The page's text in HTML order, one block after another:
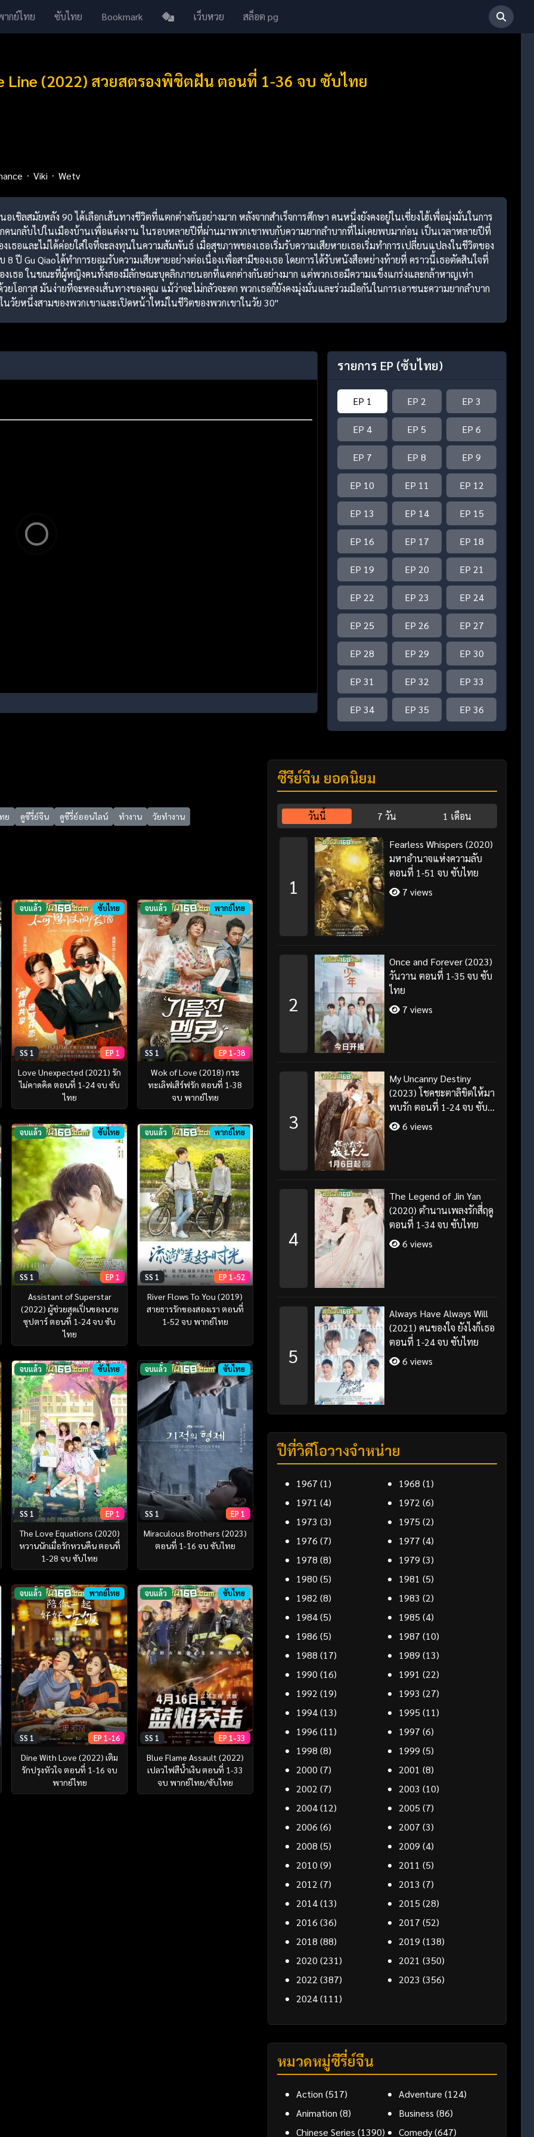
ากย์ไทย ซับไทย Bookmark เว็บหวย สล็อต pg
Line (2022) สวยสตรองพิชิตฝัน ตอนที่ 1-36 จบ ซับไทย
Viki Wetv
เชิลสมัยหลัง 90 ได้เลือกเส้นทางชีวิตที่แตกต่างกันอย่างมาก หลังจากสำเร็จการศึกษา คนหนึ่งยังคงอยู่ในเซี่ยงไฮ้เพื่อมุ่งมั่นในการ
คนกลับไปในเมืองบ้านเพื่อแต่งงาน ในรอบหลายปีที่ผ่านมาพวกเขาพบกับความยากลำบากที่ไม่เคยพบมาก่อน เป็นเวลาหลายปีที่
งเธอและไม่ได้ค่อยใส่ใจที่จะลงทุนในความสัมพันธ์ เมื่อสุขภาพของเธอเริ่มรับความเสียหายเธอเริ่มทำการเปลี่ยนแปลงในชีวิตของ
8 ปี Gu Qiaoได้ทำการยอมรับความเสียหายอย่างต่อเนื่องเพื่อสามีของเธอ โดยการได้รับหนังสือหย่างท้ายที่ คราวนี้เธอตัดสินใจที่
งเธอ ในขณะที่ผู้หญิงคนทั้งสองมีลักษณะบุคลิกภายนอกที่แตกต่างกันอย่างมาก แต่พวกเธอมีความแข็งแกร่งและกล้าหาญเท่า
ยโอกาส มันง่ายที่จะหลงเส้นทางของคุณ แม้ว่าจะไม่กลัวจะตก พวกเธอก็ยังคงมุ่งมั่นและร่วมมือกันในการเอาชนะความยากลำบาก
นวัยหนึ่งสามของพวกเขาและเปิดหน้าใหม่ในชีวิตของพวกเขาในวัย 30"
รายการ EP (ซับไทย)
EP 1 EP 2 EP 3
EP 4 EP 5 EP 6
EP 7 EP 8 EP 9
EP 10 EP 11 EP 12
EP 13 EP 14 EP 15
EP 16 EP 17 EP 18
EP 19 EP 20 EP 21
EP 22 EP 23 EP 24
EP 25 EP 26 EP 27
EP 28 EP 29 EP 30
EP 31 EP 32 EP 33
EP 34 EP 35 EP 36
ย ดูซีรี่ย์จีน ดูซีรี่ย์ออนไลน์ ทำงาน
วัยทำงาน
จบแล้ว ซับไทย
SS 1 EP 1
Love Unexpected (2021) รัก
ไม่คาดคิด ตอนที่ 1-24 จบ ซับ
ไทย
จบแล้ว พากย์ไทย
SS 1 EP 1-38
Wok of Love (2018) กระ
ทะเลิฟเสิร์ฟรัก ตอนที่ 1-38
จบ พากย์ไทย
จบแล้ว ซับไทย
SS 1 EP 1
Assistant of Superstar
(2022) ผู้ช่วยสุดเปิ่นของนาย
ซุปตาร์ ตอนที่ 1-24 จบ ซับ
ไทย
จบแล้ว พากย์ไทย
SS 1 EP 1-52
River Flows To You (2019)
สายธารรักของสองเรา ตอนที่
1-52 จบ พากย์ไทย
จบแล้ว ซับไทย
SS 1 EP 1
The Love Equations (2020)
หวานนักเมื่อรักหวนคืน ตอนที่
1-28 จบ ซับไทย
จบแล้ว ซับไทย
SS 1 EP 1
Miraculous Brothers (2023)
ตอนที่ 1-16 จบ ซับไทย
จบแล้ว พากย์ไทย
SS 1 EP 1-16
Dine With Love (2022) เติม
รักปรุงหัวใจ ตอนที่ 1-16 จบ
พากย์ไทย
จบแล้ว ซับไทย
SS 1 EP 1-33
Blue Flame Assault (2022)
เปลวไฟสีน้ำเงิน ตอนที่ 1-33
จบ พากย์ไทย/ซับไทย
ซีรี่ย์จีน ยอดนิยม
วันนี้ 7 วัน 1 เดือน
1
Fearless Whispers (2020)
มหาอำนาจแห่งความลับ
ตอนที่ 1-51 จบ ซับไทย
7 views
2
Once and Forever (2023)
วันวาน ตอนที่ 1-35 จบ ซับ
ไทย
7 views
3
My Uncanny Destiny
(2023) โชคชะตาลิขิตให้มา
พบรัก ตอนที่ 1-24 จบ ซับ
ไทย/พากย์ไทย
6 views
4
The Legend of Jin Yan
(2020) ตำนานเพลงรักสี่ฤดู
ตอนที่ 1-34 จบ ซับไทย
6 views
5
Always Have Always Will
(2021) คนของใจ ยังไงก็เธอ
ตอนที่ 1-24 จบ ซับไทย
6 views
ปีที่วิดีโอวางจำหน่าย
1967 (1) 1968 (1)
1971 (4) 1972 (6)
1973 (3) 1975 (2)
1976 (7) 1977 (4)
1978 (8) 1979 (3)
1980 (5) 1981 (5)
1982 (8) 1983 (2)
1984(5) 1985 (4)
1986 (5) 1987 (10)
1988 (17) 1989 (13)
1990 (16) 1991 (22)
1992 (19) 1993 (27)
1994(13) 1995 (11)
1996 (11) 1997 (6)
1998 (8) 1999 (5)
2000 (7) 2001 (8)
2002 (7) 2003 (10)
2004(12) 2005 (7)
2006 (6) 2007 (3)
2008 (5) 2009 (4)
2010 (9) 2011 (5)
2012 (7) 2013 (7)
2014(13) 2015 (28)
2016 (36) 2017 (52)
2018 (88) 2019 (138)
2020 (231) 2021 (350)
2022 (387) 2023 (356)
2024(111)
หมวดหมู่ซีรี่ย์จีน
Action (517) Adventure (124)
Animation (8) Business (86)
Chinese Series (1390) Comedy(647)